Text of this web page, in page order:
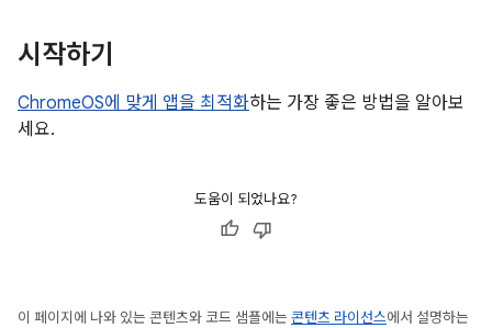
시작하기
ChromeOS에 맞게 앱을 최적화하는 가장 좋은 방법을 알아보
세요.
도움이 되었나요?
이 페이지에 나와 있는 콘텐츠와 코드 샘플에는 콘텐츠 라이선스에서 설명하는